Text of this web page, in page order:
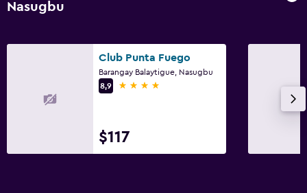
Nasugbu
Club Punta Fuego
Barangay Balaytigue, Nasugbu
8,9
4 estrellas
$117